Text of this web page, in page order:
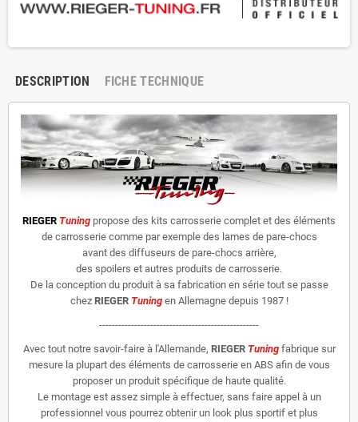
DESCRIPTION FICHE TECHNIQUE
RIEGER Tuning propose des kits carrosserie complet et des éléments
de carrosserie comme par exemple des lames de pare-chocs
avant des diffuseurs de pare-chocs arrière,
des spoilers et autres produits de carrosserie.
De la conception du produit à sa fabrication en série tout se passe
chez RIEGER Tuningen Allemagne depuis 1987 !
--------------------------------------------------
Avec tout notre savoir-faire à l'Allemande, RIEGER Tuning fabrique sur
mesure la plupart des éléments de carrosserie en ABS afin de vous
proposer un produit spécifique de haute qualité.
Le montage est assez simple à effectuer, sans faire appel à un
professionnel vous pourrez obtenir un look plus sportif et plus